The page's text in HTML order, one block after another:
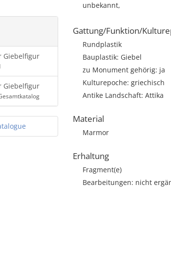
Giebelfigur
Giebelfigur
unbekannt,
Gattung/Funktion/
Rundplastik
Bauplastik: Giebel
zu Monument gehörig: ja
Kulturepoche: griechisch
Antike Landschaft: Attika
Material
Marmor
Erhaltung
Fragment(e)
Bearbeitungen: nicht